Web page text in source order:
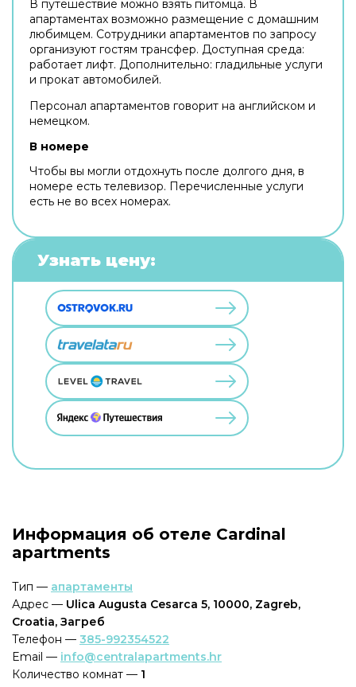
В путешествие можно взять питомца. В
апартаментах возможно размещение с домашним
любимцем. Сотрудники апартаментов по запросу
организуют гостям трансфер. Доступная среда:
работает лифт. Дополнительно: гладильные услуги
и прокат автомобилей.
Персонал апартаментов говорит на английском и
немецком.
В номере
Чтобы вы могли отдохнуть после долгого дня, в
номере есть телевизор. Перечисленные услуги
есть не во всех номерах.
Узнать цену:
Информация об отеле Cardinal
apartments
Тип — апартаменты
Адрес — Ulica Augusta Cesarca 5, 10000, Zagreb,
Croatia, Загреб
Телефон — 385-992354522
Email — info@centralapartments.hr
Количество комнат — 1